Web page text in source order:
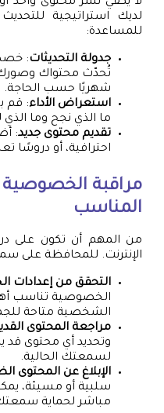
لديك استراتيجية
للمساعدة:
جدولة التحديثات:
تُحدّث محتواك
شهريًا حسب الحاجة.
استعراض الأداء: قم
ما الذي نجح وما
تقديم محتوى جديد:
احترافية، أو دروسًا
مراقبة الخصوصية
المناسب
من المهم أن تكون على
الإنترنت. للمحافظة على
التحقق من إعدادات
الخصوصية تناسب
الشخصية متاحة
مراجعة المحتوى
وتحديد أي محتوى قد
لسمعتك الحالية.
الإبلاغ عن المحتوى
سلبية أو مسيئة،
مباشر لحماية